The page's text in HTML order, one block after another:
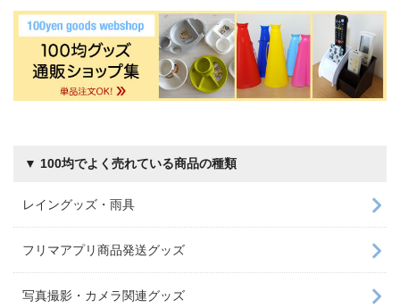
▼ 100均でよく売れている商品の種類
レイングッズ・雨具
フリマアプリ商品発送グッズ
写真撮影・カメラ関連グッズ